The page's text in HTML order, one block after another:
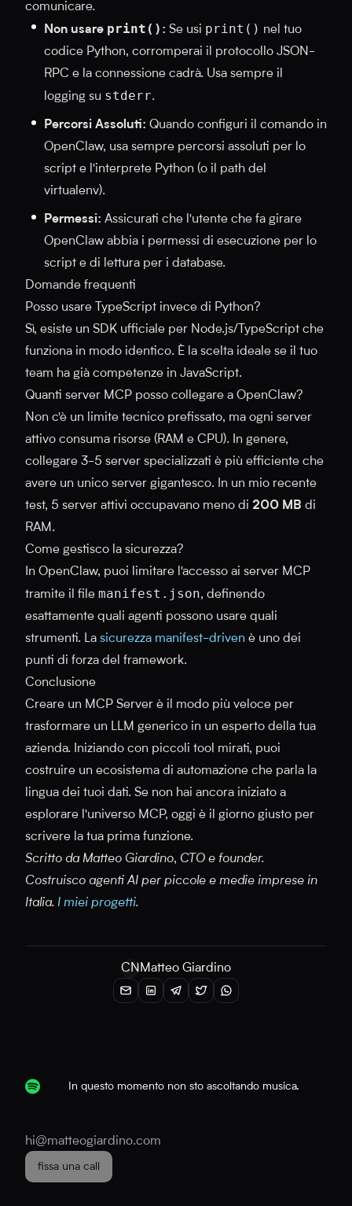
comunicare.
Non usare print() : Se usi print() nel tuo
codice Python, corromperai il protocollo JSON-
RPC e la connessione cadrà. Usa sempre il
logging su stderr.
Percorsi Assoluti: Quando configuri il comando in
OpenClaw, usa sempre percorsi assoluti per lo
script e l'interprete Python (o il path del
virtualenv).
Permessi: Assicurati che l'utente che fa girare
OpenClaw abbia i permessi di esecuzione per lo
script e di lettura per i database.
Domande frequenti
Posso usare TypeScript invece di Python?
Sì, esiste un SDK ufficiale per Node.js/TypeScript che
funziona in modo identico. È la scelta ideale se il tuo
team ha già competenze in JavaScript.
Quanti server MCP posso collegare a OpenClaw?
Non c'è un limite tecnico prefissato, ma ogni server
attivo consuma risorse (RAM e CPU). In genere,
collegare 3-5 server specializzati è più efficiente che
avere un unico server gigantesco. In un mio recente
test, 5 server attivi occupavano meno di 200 MB di
RAM.
Come gestisco la sicurezza?
In OpenClaw, puoi limitare l'accesso ai server MCP
tramite il file manifest.json, definendo
esattamente quali agenti possono usare quali
strumenti. La sicurezza manifest-driven è uno dei
punti di forza del framework.
Conclusione
Creare un MCP Server è il modo più veloce per
trasformare un LLM generico in un esperto della tua
azienda. Iniziando con piccoli tool mirati, puoi
costruire un ecosistema di automazione che parla la
lingua dei tuoi dati. Se non hai ancora iniziato a
esplorare l'universo MCP, oggi è il giorno giusto per
scrivere la tua prima funzione.
Scritto da Matteo Giardino, CTO e founder.
Costruisco agenti AI per piccole e medie imprese in
Italia. I miei progetti.
CNMatteo Giardino
In questo momento non sto ascoltando musica.
hi@matteogiardino.com
fissa una call